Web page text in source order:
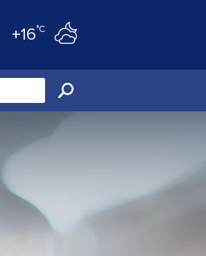
+16°C